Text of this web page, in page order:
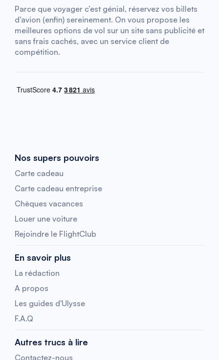
Parce que voyager c’est génial, réservez vos billets
d’avion (enfin) sereinement. On vous propose les
meilleures options de vol sur un site sans publicité et
sans frais cachés, avec un service client de
compétition.
Nos supers pouvoirs
Carte cadeau
Carte cadeau entreprise
Chèques vacances
Louer une voiture
Rejoindre le FlightClub
En savoir plus
La rédaction
A propos
Les guides d'Ulysse
F.A.Q
Autres trucs à lire
Contactez-nous